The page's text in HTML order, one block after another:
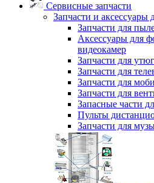
Сервисные запчасти
Запчасти и аксессуары
Запчасти для
Аксессуары для
видеокамер
Запчасти для
Запчасти для
Запчасти для
Запчасти для
Запасные части
Пульты
Запчасти для